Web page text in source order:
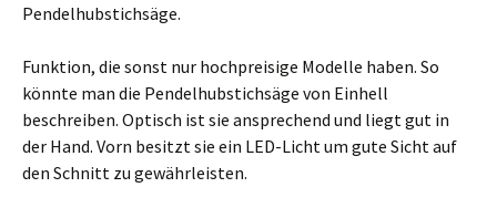
Pendelhubstichsäge.
Funktion, die sonst nur hochpreisige Modelle haben. So
könnte man die Pendelhubstichsäge von Einhell
beschreiben. Optisch ist sie ansprechend und liegt gut in
der Hand. Vorn besitzt sie ein LED-Licht um gute Sicht auf
den Schnitt zu gewährleisten.